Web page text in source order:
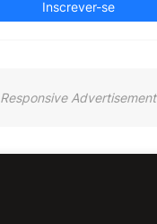
Responsive Advertisement